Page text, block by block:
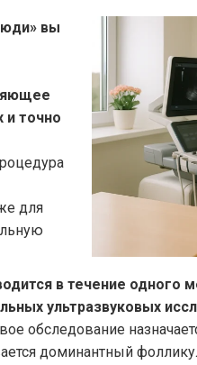
вы
и точно
для
в течение одного
ультразвуковых
обследование
доминантный